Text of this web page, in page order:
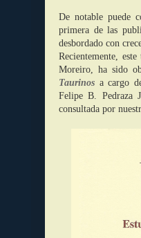
De notable puede
primera de las
desbordado con
Recientemente,
Moreiro, ha sido
Taurinos a cargo
Felipe B. Pedraza
consultada por